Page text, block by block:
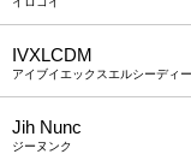
IVXLCDM
アイブイエックスエルシーディ
Jih Nunc
ジーヌンク